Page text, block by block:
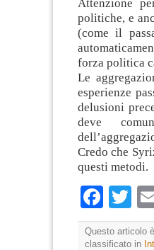
Attenzione
politiche, e
(come il
forza politica
Le
esperienze
delusioni
deve
Credo che
questi metodi.
Questo articolo
classificato in